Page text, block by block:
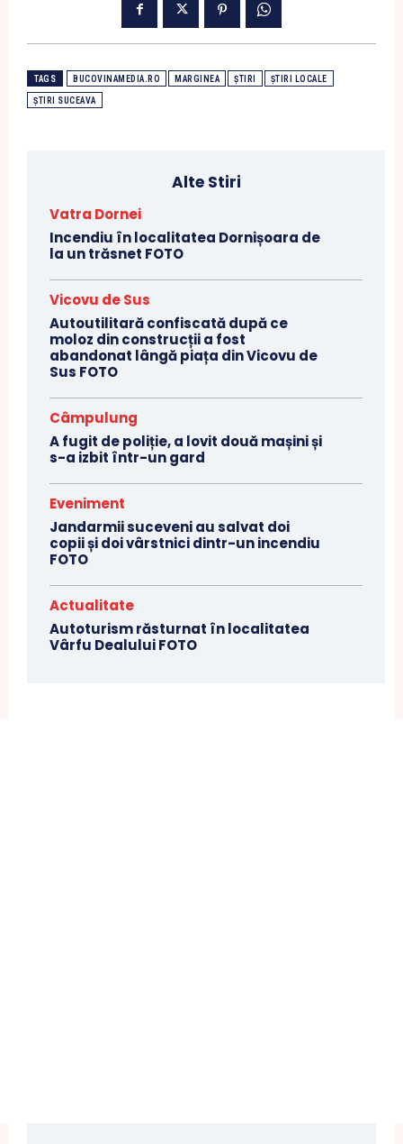
TAGS BUCOVINAMEDIA.RO MARGINEA ȘTIRI ȘTIRI LOCALE
ȘTIRI SUCEAVA
Alte Stiri
Vatra Dornei
Incendiu în localitatea Dornișoara de
la un trăsnet FOTO
Vicovu de Sus
Autoutilitară confiscată după ce
moloz din construcții a fost
abandonat lângă piața din Vicovu de
Sus FOTO
Câmpulung
A fugit de poliție, a lovit două mașini și
s-a izbit într-un gard
Eveniment
Jandarmii suceveni au salvat doi
copii și doi vârstnici dintr-un incendiu
FOTO
Actualitate
Autoturism răsturnat în localitatea
Vârfu Dealului FOTO